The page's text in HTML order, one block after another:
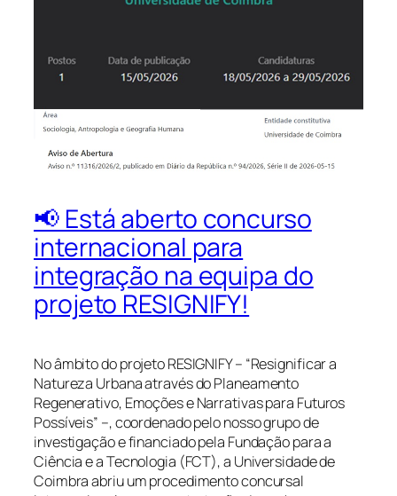
📢 Está aberto concurso
internacional para
integração na equipa do
projeto RESIGNIFY!
No âmbito do projeto RESIGNIFY – “Resignificar a
Natureza Urbana através do Planeamento
Regenerativo, Emoções e Narrativas para Futuros
Possíveis” –, coordenado pelo nosso grupo de
investigação e financiado pela Fundação para a
Ciência e a Tecnologia (FCT), a Universidade de
Coimbra abriu um procedimento concursal